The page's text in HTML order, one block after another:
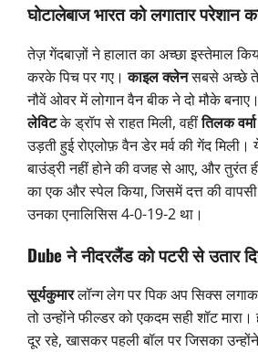
घोटालेबाज भारत को लगातार परेशान
तेज़ गेंदबाज़ों ने हालात का अच्छा इस्तेमाल
करके पिच पर गए।काइल क्लेनसबसे अच्छे
नौवें ओवर में लोगान वैन बीक ने दो मौके बनाए।
लेविटके ड्रॉप से ​​राहत मिली, वहींतिलक वर्मा
उड़ती हुई रोएलोफ़ वैन डेर मर्व की गेंद
बाउंड्री नहीं होने की वजह से आए, और तुरंत
का एक और स्पेल किया, जिसमें दत्त की
उनका एनालिसिस 4-0-19-2 था।
Dube ने नीदरलैंड को पटरी से उतार
सूर्यकुमारलॉन्ग लेग पर पिक अप सिक्स
तो उन्होंने फील्डर को एकदम सही शॉट
दूर रहे, खासकर पहली बॉल पर जिसका